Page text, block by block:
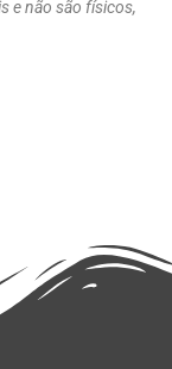
e não são físicos,